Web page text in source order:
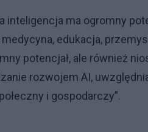
inteligencja ma ogromny
edukacja,
potencjał, ale również
rozwojem AI,
i gospodarczy”.